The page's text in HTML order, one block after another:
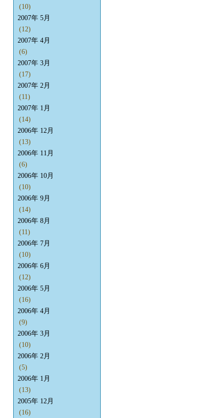
(10)
2007年 5月
(12)
2007年 4月
(6)
2007年 3月
(17)
2007年 2月
(11)
2007年 1月
(14)
2006年 12月
(13)
2006年 11月
(6)
2006年 10月
(10)
2006年 9月
(14)
2006年 8月
(11)
2006年 7月
(10)
2006年 6月
(12)
2006年 5月
(16)
2006年 4月
(9)
2006年 3月
(10)
2006年 2月
(5)
2006年 1月
(13)
2005年 12月
(16)